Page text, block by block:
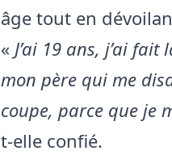
âge tout en
« J’ai 19 ans, j’ai
mon père qui me
coupe, parce que je
t-elle confié.